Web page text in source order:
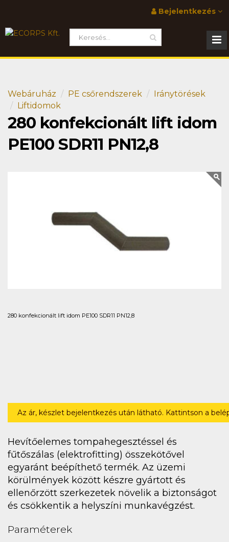
Bejelentkezés
Webáruház PE csőrendszerek
Iránytörések
Liftidomok
280 konfekcionált lift idom
PE100 SDR11 PN12,8
280 konfekcionált lift idom PE100 SDR11 PN12,8
Az ár, készlet bejelentkezés után látható. Kattintson a
Hevítőelemes tompahegesztéssel és
fűtőszálas (elektrofitting) összekötővel
egyaránt beépíthető termék. Az üzemi
körülmények között készre gyártott és
ellenőrzött szerkezetek növelik a biztonságot
és csökkentik a helyszíni munkavégzést.
Paraméterek